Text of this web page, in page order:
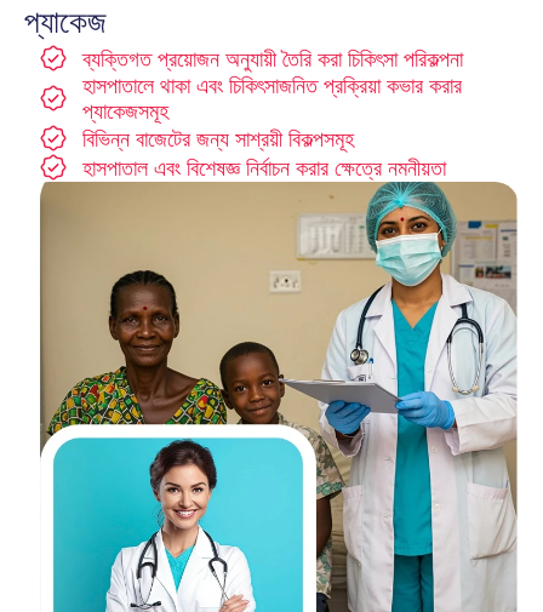
প্যাকেজ
ব্যক্তিগত প্রয়োজন অনুযায়ী তৈরি করা চিকিৎসা পরিকল্পনা
হাসপাতালে থাকা এবং চিকিৎসাজনিত প্রক্রিয়া কভার করার
প্যাকেজসমূহ
বিভিন্ন বাজেটের জন্য সাশ্রয়ী বিকল্পসমূহ
হাসপাতাল এবং বিশেষজ্ঞ নির্বাচন করার ক্ষেত্রে নমনীয়তা